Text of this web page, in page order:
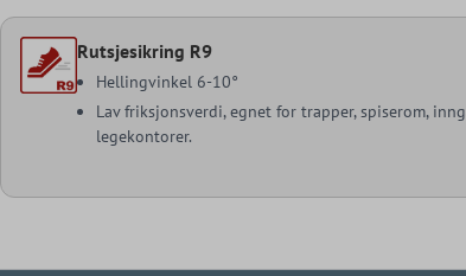
Rutsjesikring R9
Hellingvinkel 6-10°
Lav friksjonsverdi, egnet for trapper, spiserom,
legekontorer.